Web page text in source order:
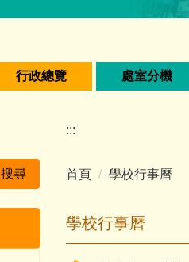
行政總覽 處室分機
搜尋
:::
首頁 學校行事曆
學校行事曆